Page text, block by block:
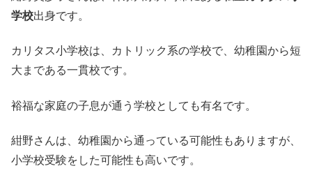
学校出身です。
カリタス小学校は、カトリック系の学校で、幼稚園から短
大まである一貫校です。
裕福な家庭の子息が通う学校としても有名です。
紺野さんは、幼稚園から通っている可能性もありますが、
小学校受験をした可能性も高いです。